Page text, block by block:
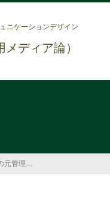
ニケーションデザイン
ディア論）
【講演】GAFAMの元管理職が語る、これからのキャリア形成で最も大切なこと